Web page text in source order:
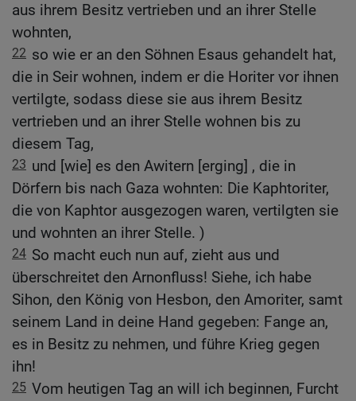
aus ihrem Besitz vertrieben und an ihrer Stelle
wohnten,
22 so wie er an den Söhnen Esaus gehandelt hat,
die in Seir wohnen, indem er die Horiter vor ihnen
vertilgte, sodass diese sie aus ihrem Besitz
vertrieben und an ihrer Stelle wohnen bis zu
diesem Tag,
23 und [wie] es den Awitern [erging] , die in
Dörfern bis nach Gaza wohnten: Die Kaphtoriter,
die von Kaphtor ausgezogen waren, vertilgten sie
und wohnten an ihrer Stelle. )
24 So macht euch nun auf, zieht aus und
überschreitet den Arnonfluss! Siehe, ich habe
Sihon, den König von Hesbon, den Amoriter, samt
seinem Land in deine Hand gegeben: Fange an,
es in Besitz zu nehmen, und führe Krieg gegen
ihn!
25 Vom heutigen Tag an will ich beginnen, Furcht